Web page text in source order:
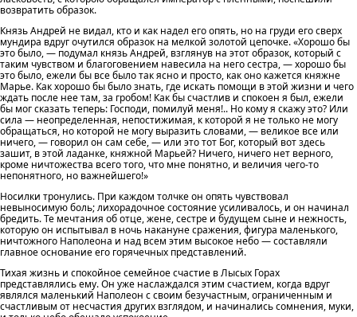
возвратить образок.
Князь Андрей не видал, кто и как надел его опять, но на груди его сверх
мундира вдруг очутился образок на мелкой золотой цепочке. «Хорошо бы
это было, — подумал князь Андрей, взглянув на этот образок, который с
таким чувством и благоговением навесила на него сестра, — хорошо бы
это было, ежели бы все было так ясно и просто, как оно кажется княжне
Марье. Как хорошо бы было знать, где искать помощи в этой жизни и чего
ждать после нее там, за гробом! Как бы счастлив и спокоен я был, ежели
бы мог сказать теперь: Господи, помилуй меня!.. Но кому я скажу это? Или
сила — неопределенная, непостижимая, к которой я не только не могу
обращаться, но которой не могу выразить словами, — великое все или
ничего, — говорил он сам себе, — или это тот Бог, который вот здесь
зашит, в этой ладанке, княжной Марьей? Ничего, ничего нет верного,
кроме ничтожества всего того, что мне понятно, и величия чего-то
непонятного, но важнейшего!»
Носилки тронулись. При каждом толчке он опять чувствовал
невыносимую боль; лихорадочное состояние усиливалось, и он начинал
бредить. Те мечтания об отце, жене, сестре и будущем сыне и нежность,
которую он испытывал в ночь накануне сражения, фигура маленького,
ничтожного Наполеона и над всем этим высокое небо — составляли
главное основание его горячечных представлений.
Тихая жизнь и спокойное семейное счастие в Лысых Горах
представлялись ему. Он уже наслаждался этим счастием, когда вдруг
являлся маленький Наполеон с своим безучастным, ограниченным и
счастливым от несчастия других взглядом, и начинались сомнения, муки,